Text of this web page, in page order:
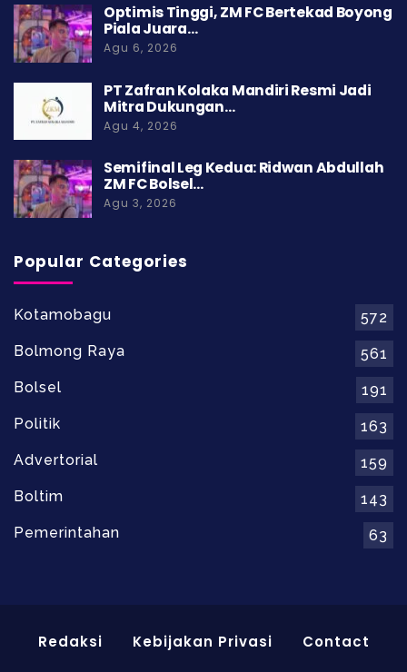
Optimis Tinggi, ZM FC Bertekad Boyong
Piala Juara…
Agu 6, 2026
PT Zafran Kolaka Mandiri Resmi Jadi
Mitra Dukungan…
Agu 4, 2026
Semifinal Leg Kedua: Ridwan Abdullah
ZM FC Bolsel…
Agu 3, 2026
Popular Categories
Kotamobagu
572
Bolmong Raya
561
Bolsel
191
Politik
163
Advertorial
159
Boltim
143
Pemerintahan
63
Redaksi Kebijakan Privasi Contact